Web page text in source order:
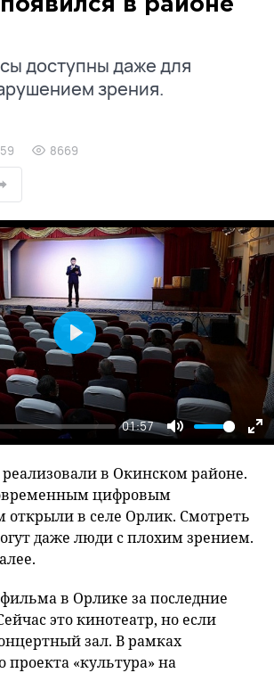
в районе
доступны даже для
зрения.
8669
01:57
Mute
Play
в Окинском районе.
цифровым
открыли в селе Орлик. Смотреть
даже люди с плохим зрением.
в Орлике за последние
это кинотеатр, но если
зал. В рамках
проекта «культура» на